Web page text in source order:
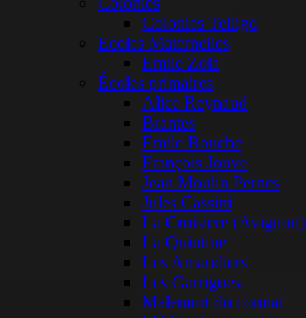
Colonies Telligo
Ecoles Maternelles
Emile Zola
Écoles primaires
Alice Reynaud
Brantes
Emile Bouche
François Jouve
Jean Moulin Pernes
Jules Cassini
La Croisière (Avignon)
La Quintine
Les Amandiers
Les Garrigues
Malemort du comtat